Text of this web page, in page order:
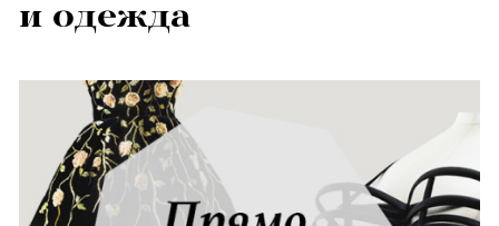
и одежда